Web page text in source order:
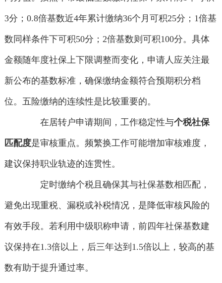
3分；0.8倍基数近4年累计缴纳36个月可积25分；1倍基
数同样条件下可积50分；2倍基数则可积100分。具体
金额随年度社保上下限调整而变化，申请人应关注最
新公布的基数标准，确保缴纳金额符合预期积分档
位。五险缴纳的连续性是比较重要的。
在居转户申请期间，工作稳定性与个税社保
匹配度是审核重点。频繁换工作可能增加审核难度，
建议保持职业轨迹的连贯性。
定时缴纳个税且确保其与社保基数相匹配，
避免出现重税、漏税或补税情况，是降低审核风险的
有效手段。若利用中级职称申请，前四年社保基数建
议保持在1.3倍以上，后三年达到1.5倍以上，较高的基
数有助于提升通过率。